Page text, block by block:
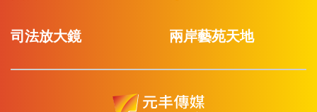
司法放大鏡 兩岸藝苑天地